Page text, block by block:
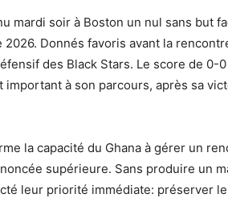
mardi soir à Boston un nul sans but
2026. Donnés favoris avant la
des Black Stars. Le score de 0-
important à son parcours, après sa
la capacité du Ghana à gérer un
supérieure. Sans produire un
leur priorité immédiate: préserver